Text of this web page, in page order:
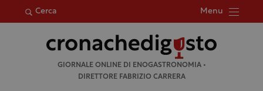
Cerca Menu
per:
GIORNALE ONLINE DI ENOGASTRONOMIA •
DIRETTORE FABRIZIO CARRERA